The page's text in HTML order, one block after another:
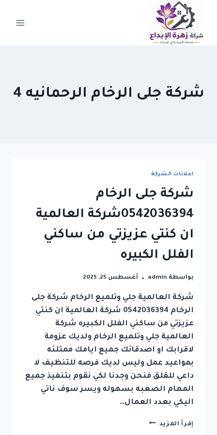
التجاوز
المحتوى
شركة جلى الرخام الرحمانيه 4
اعلانات الشركة
شركة جلى الرخام
0542036394شركة العالمية
ان كنتي عزيزتي من ساكني
الفلل الكبيره
بواسطة admin أغسطس 25, 2025
شركة العالمية جلي وتلميع الرخام شركة جلى
الرخام 0542036394 شركة العالمية ان كنتي
عزيزتي من ساكني الفلل الكبيره شركة
العالمية جلي وتلميع الرخام ولديك عزومة
لاقرابك او اصدقائك جميع ايامك ممتلئه
بمواعيد عمل وليس لديك فرصه للتنظيف لا
داعي للقلق فنحن وجدنا لكي نقوم بتنفيذ جميع
المهام الصعبه بسهوله ويسر سوف ناتي
اليكي بعدد العمال…
إقرأ المزيد شركة